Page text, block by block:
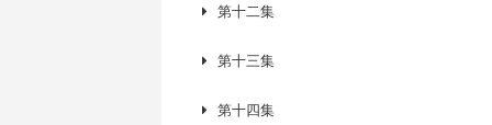
第十二集
第十三集
第十四集